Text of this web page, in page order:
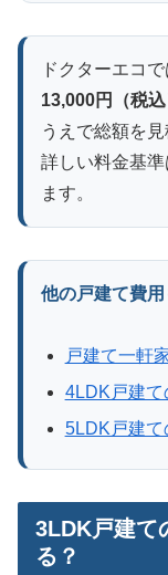
ドクターエコ
13,000円（税込
うえで総額を見
詳しい料金基準
ます。
他の戸建て費
戸建て一軒
4LDK戸建て
5LDK戸建て
3LDK戸建て
る？